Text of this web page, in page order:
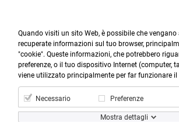

Prodotti

Account

Cerca
Farmacia enalapril online roma
Quando visiti un sito Web, è possibile che
recuperate informazioni sul tuo browser,
"cookie". Queste informazioni, che potrebbero
preferenze, o il tuo dispositivo Internet (computer,
viene utilizzato principalmente per far funzionare
Necessario Preferenze
Mostra dettagli